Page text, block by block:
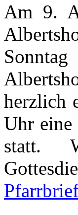
Am 9.
herzlich
Uhr eine
statt.